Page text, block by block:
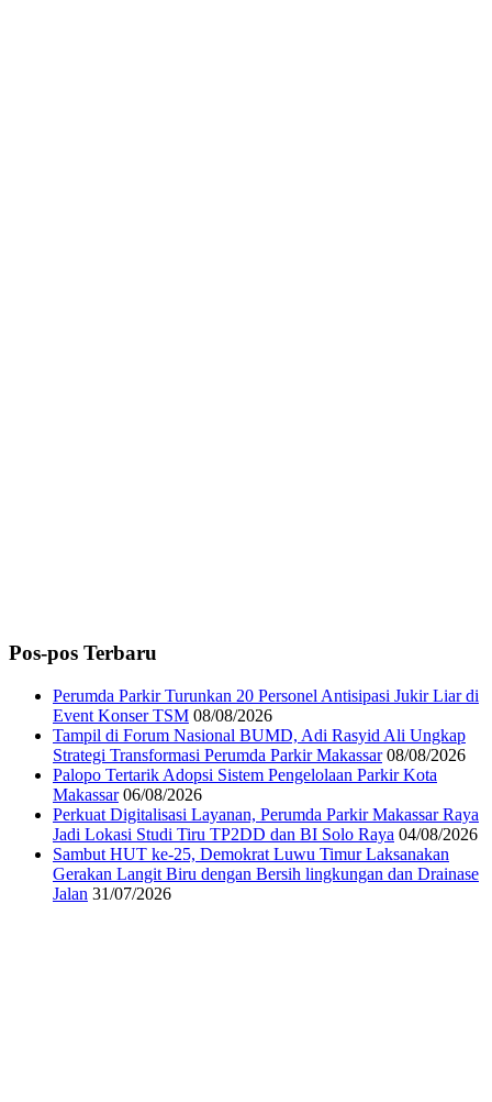
Pos-pos Terbaru
Perumda Parkir Turunkan 20 Personel Antisipasi Jukir Liar di
Event Konser TSM 08/08/2026
Tampil di Forum Nasional BUMD, Adi Rasyid Ali Ungkap
Strategi Transformasi Perumda Parkir Makassar 08/08/2026
Palopo Tertarik Adopsi Sistem Pengelolaan Parkir Kota
Makassar 06/08/2026
Perkuat Digitalisasi Layanan, Perumda Parkir Makassar Raya
Jadi Lokasi Studi Tiru TP2DD dan BI Solo Raya 04/08/2026
Sambut HUT ke-25, Demokrat Luwu Timur Laksanakan
Gerakan Langit Biru dengan Bersih lingkungan dan Drainase
Jalan 31/07/2026